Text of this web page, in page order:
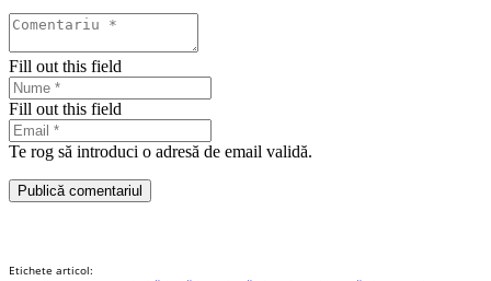
Fill out this field
Fill out this field
Te rog să introduci o adresă de email validă.
Publică comentariul
Etichete articol: